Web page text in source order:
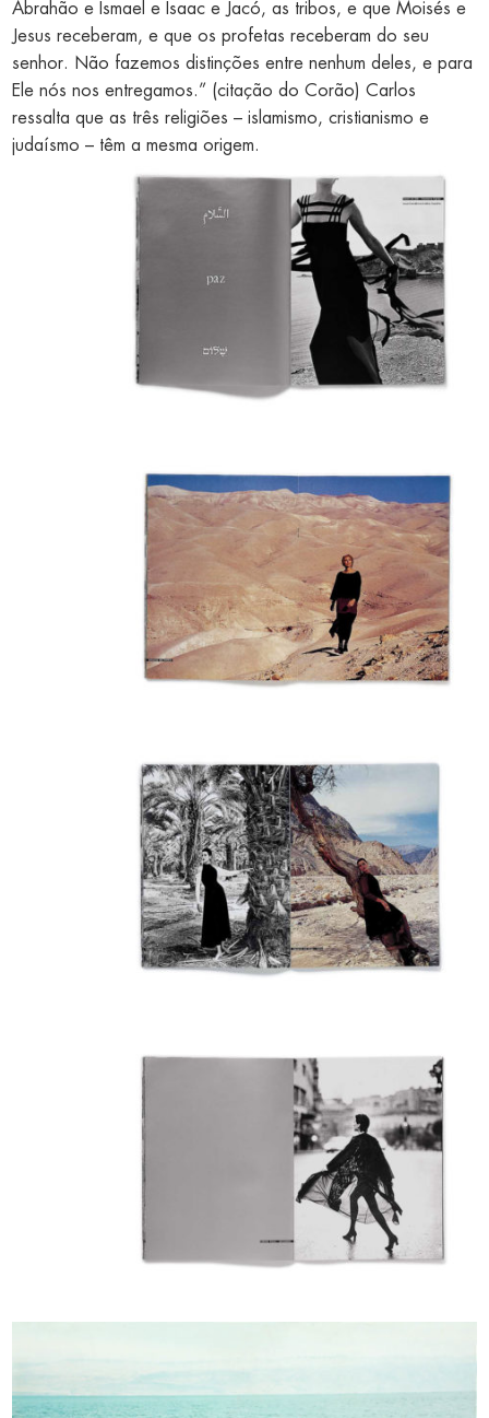
Abrahão e Ismael e Isaac e Jacó, as tribos, e que Moisés e
Jesus receberam, e que os profetas receberam do seu
senhor. Não fazemos distinções entre nenhum deles, e para
Ele nós nos entregamos.” (citação do Corão) Carlos
ressalta que as três religiões – islamismo, cristianismo e
judaísmo – têm a mesma origem.